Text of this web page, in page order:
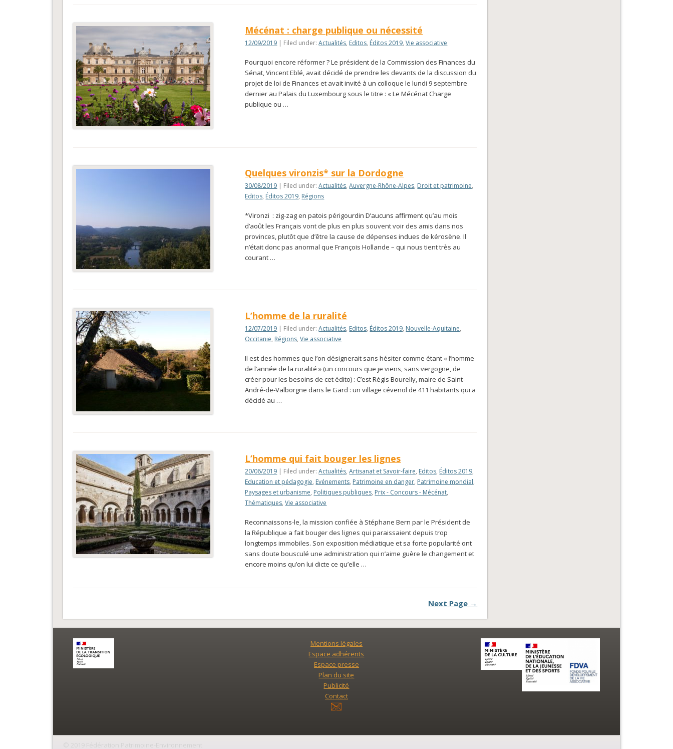
Mécénat : charge publique ou nécessité
12/09/2019 | Filed under:Actualités, Editos, Éditos 2019,Vie associative
Pourquoi encore réformer ? Le président de la Commission des Finances du
Sénat, Vincent Eblé, avait décidé de prendre les devants de la discussion du
projet de loi de Finances et avait invité à un colloque le lundi 9 septembre
dernier au Palais du Luxembourg sous le titre : « Le Mécénat Charge
publique ou …
Quelques vironzis* sur la Dordogne
30/08/2019 | Filed under:Actualités,Auvergne-Rhône-Alpes, Droit et patrimoine,
Editos, Éditos 2019, Régions
*Vironzi : zig-zag en patois périgourdin D’aucuns affirment qu’au mois
d’août les Français vont de plus en plus souvent voir des amis dans nos
provinces, plutôt que d’être la cause de dépenses indues de kérosène. Il
n’était donc pas anormal que François Hollande – qui nous tient très au
courant …
L’homme de la ruralité
12/07/2019 | Filed under:Actualités, Editos, Éditos 2019, Nouvelle-Aquitaine,
Occitanie, Régions,Vie associative
Il est des hommes que l’on désignerait sans hésiter comme étant « l’homme
de l’année de la ruralité » (un concours que je viens, sans vergogne, de
créer pour les besoins de cet édito) : C’est Régis Bourelly, maire de Saint-
André-de-Valborgne dans le Gard : un village cévenol de 411 habitants qui a
décidé au …
L’homme qui fait bouger les lignes
20/06/2019 | Filed under:Actualités,Artisanat et Savoir-faire, Editos, Éditos 2019,
Education et pédagogie, Evénements, Patrimoine en danger, Patrimoine mondial,
Paysages et urbanisme, Politiques publiques, Prix - Concours - Mécénat,
Thématiques,Vie associative
Reconnaissons-le, la mission confiée à Stéphane Bern par le Président de
la République a fait bouger des lignes qui paraissaient depuis trop
longtemps immobiles. Son exposition médiatique et sa forte popularité ont
sans doute bousculé une administration qui n’aime guère le changement et
encore moins qu’on lui dicte ce qu’elle …
Next Page →
Mentions légales
Espace adhérents
Espace presse
Plan du site
Publicité
Contact